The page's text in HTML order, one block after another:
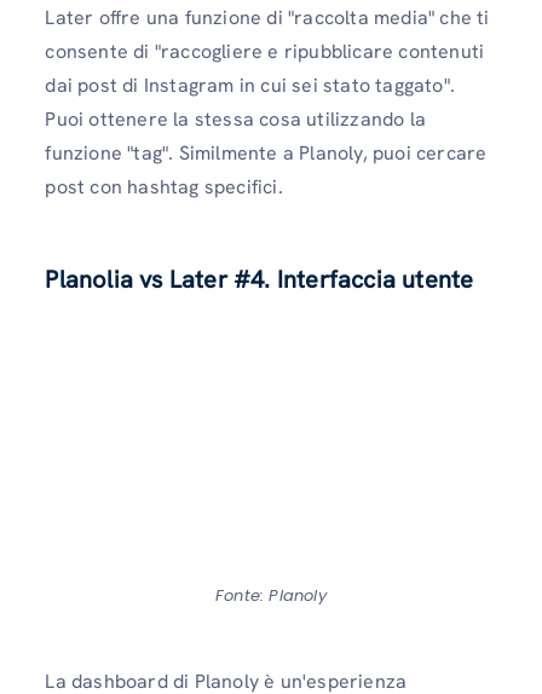
Later offre una funzione di "raccolta media" che ti
consente di "raccogliere e ripubblicare contenuti
dai post di Instagram in cui sei stato taggato".
Puoi ottenere la stessa cosa utilizzando la
funzione "tag". Similmente a Planoly, puoi cercare
post con hashtag specifici.
Planolia vs Later #4. Interfaccia utente
Fonte: Planoly
La dashboard di Planoly è un'esperienza